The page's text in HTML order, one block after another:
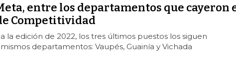
entre los departamentos que cayeron
Competitividad
la edición de 2022, los tres últimos puestos los siguen
departamentos: Vaupés, Guainía y Vichada